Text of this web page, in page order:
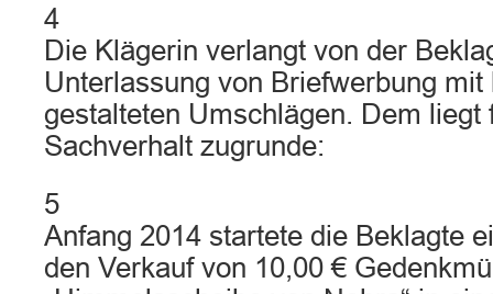
4
Die Klägerin verlangt von der
Unterlassung von Briefwerbung mit
gestalteten Umschlägen. Dem liegt
Sachverhalt zugrunde:
5
Anfang 2014 startete die Beklagte
den Verkauf von 10,00 €